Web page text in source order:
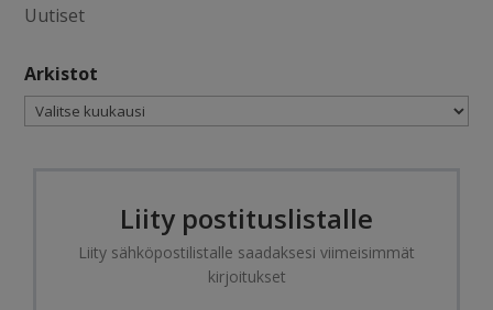
Uutiset
Arkistot
Arkistot
Liity postituslistalle
Liity sähköpostilistalle saadaksesi viimeisimmät
kirjoitukset